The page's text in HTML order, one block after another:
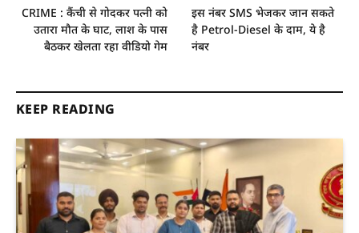
CRIME : कैंची से गोदकर पत्नी को
उतारा मौत के घाट, लाश के पास
बैठकर खेलता रहा वीडियो गेम
इस नंबर SMS भेजकर जान सकते
है Petrol-Diesel के दाम, ये है
नंबर
KEEP READING